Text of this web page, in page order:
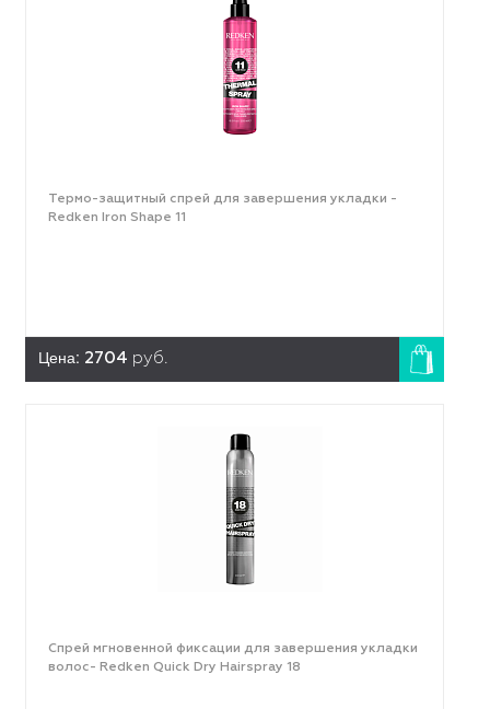
Термо-защитный спрей для завершения укладки -
Redken Iron Shape 11
Цена: 2704 руб.
Спрей мгновенной фиксации для завершения укладки
волос- Redken Quick Dry Hairspray 18